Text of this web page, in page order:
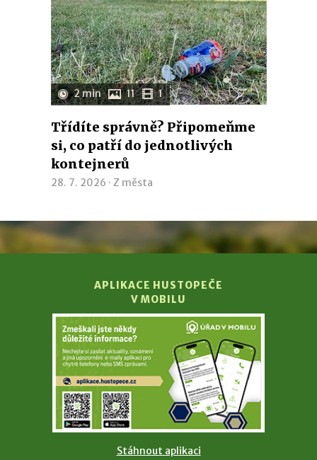
2 min 11 1
Třídíte správně? Připomeňme
si, co patří do jednotlivých
kontejnerů
28. 7. 2026 · Z města
APLIKACE HUSTOPEČE
V MOBILU
Stáhnout aplikaci